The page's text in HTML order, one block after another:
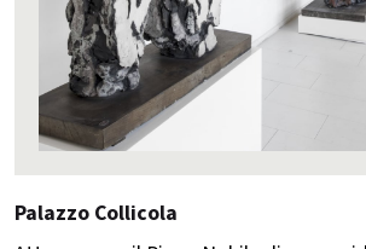
Palazzo Collicola